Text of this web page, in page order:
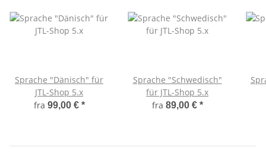
Sprache "Dänisch" für
JTL-Shop 5.x
fra 99,00 € *
Sprache "Schwedisch"
für JTL-Shop 5.x
fra 89,00 € *